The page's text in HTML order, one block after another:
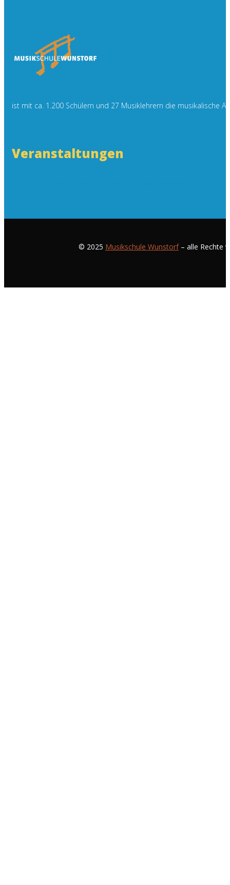
ist mit ca. 1.200 Schülern und 27 Musiklehrern die musikalische
Veranstaltungen
© 2025 Musikschule Wunstorf– alle Rechte